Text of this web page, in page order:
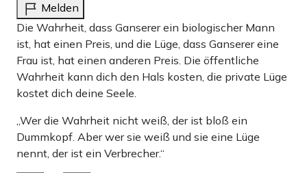
Melden
Die Wahrheit, dass Ganserer ein biologischer Mann
ist, hat einen Preis, und die Lüge, dass Ganserer eine
Frau ist, hat einen anderen Preis. Die öffentliche
Wahrheit kann dich den Hals kosten, die private Lüge
kostet dich deine Seele.
„Wer die Wahrheit nicht weiß, der ist bloß ein
Dummkopf. Aber wer sie weiß und sie eine Lüge
nennt, der ist ein Verbrecher.“